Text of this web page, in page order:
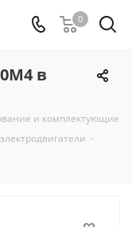
0
в
и комплектующие
-